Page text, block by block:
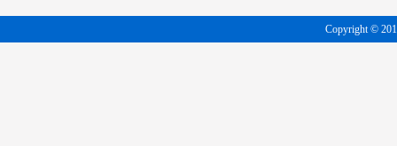
Copyright ©